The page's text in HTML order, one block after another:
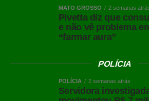
MATO GROSSO 2 semanas
Pivetta diz que
e não vê problema
“farmar aura”
POLÍCIA
POLÍCIA 2 semanas atrás
Servidora